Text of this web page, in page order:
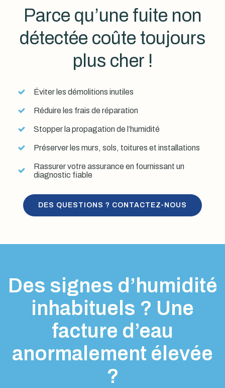
Parce qu’une fuite non
détectée coûte toujours
plus cher !
Éviter les démolitions inutiles
Réduire les frais de réparation
Stopper la propagation de l’humidité
Préserver les murs, sols, toitures et installations
Rassurer votre assurance en fournissant un
diagnostic fiable
DES QUESTIONS ? CONTACTEZ-NOUS
Des signes d’humidité
inhabituels ? Une
facture d’eau
anormalement élevée
?